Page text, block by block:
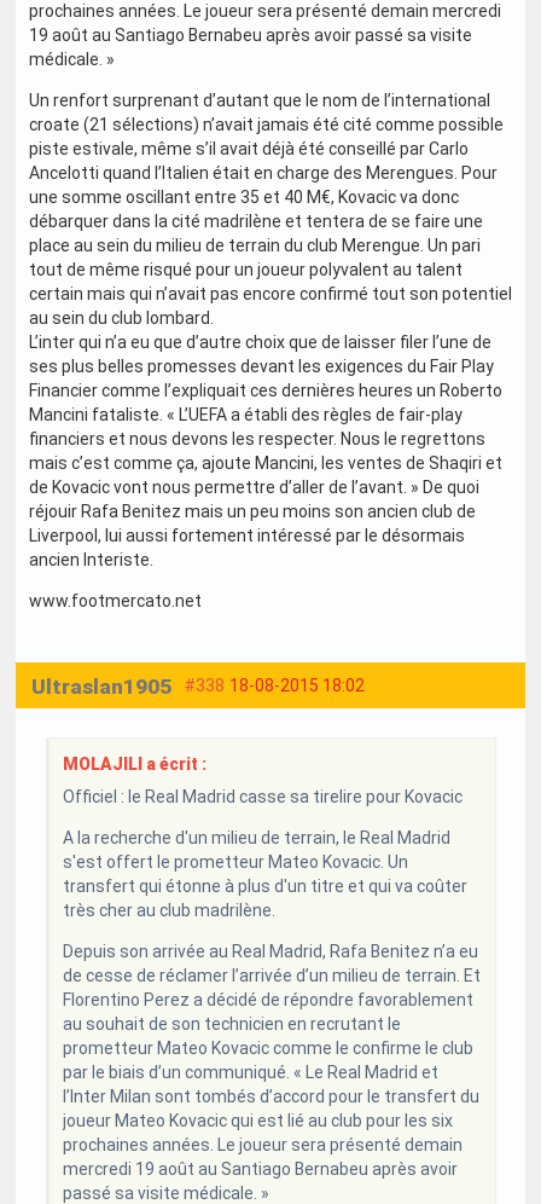
prochaines années. Le joueur sera présenté demain mercredi
19 août au Santiago Bernabeu après avoir passé sa visite
médicale. »
Un renfort surprenant d’autant que le nom de l’international
croate (21 sélections) n’avait jamais été cité comme possible
piste estivale, même s’il avait déjà été conseillé par Carlo
Ancelotti quand l’Italien était en charge des Merengues. Pour
une somme oscillant entre 35 et 40 M€, Kovacic va donc
débarquer dans la cité madrilène et tentera de se faire une
place au sein du milieu de terrain du club Merengue. Un pari
tout de même risqué pour un joueur polyvalent au talent
certain mais qui n’avait pas encore confirmé tout son potentiel
au sein du club lombard.
L’inter qui n’a eu que d’autre choix que de laisser filer l’une de
ses plus belles promesses devant les exigences du Fair Play
Financier comme l’expliquait ces dernières heures un Roberto
Mancini fataliste. « L’UEFA a établi des règles de fair-play
financiers et nous devons les respecter. Nous le regrettons
mais c’est comme ça, ajoute Mancini, les ventes de Shaqiri et
de Kovacic vont nous permettre d’aller de l’avant. » De quoi
réjouir Rafa Benitez mais un peu moins son ancien club de
Liverpool, lui aussi fortement intéressé par le désormais
ancien Interiste.
www.footmercato.net
#338 18-08-2015 18:02
Ultraslan1905
MOLAJILI a écrit :
Officiel : le Real Madrid casse sa tirelire pour Kovacic
A la recherche d'un milieu de terrain, le Real Madrid
s'est offert le prometteur Mateo Kovacic. Un
transfert qui étonne à plus d'un titre et qui va coûter
très cher au club madrilène.
Depuis son arrivée au Real Madrid, Rafa Benitez n’a eu
de cesse de réclamer l’arrivée d’un milieu de terrain. Et
Florentino Perez a décidé de répondre favorablement
au souhait de son technicien en recrutant le
prometteur Mateo Kovacic comme le confirme le club
par le biais d’un communiqué. « Le Real Madrid et
l’Inter Milan sont tombés d’accord pour le transfert du
joueur Mateo Kovacic qui est lié au club pour les six
prochaines années. Le joueur sera présenté demain
mercredi 19 août au Santiago Bernabeu après avoir
passé sa visite médicale. »